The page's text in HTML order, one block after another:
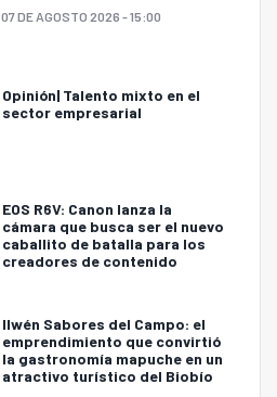
07 DE AGOSTO 2026 - 15:00
Opinión| Talento mixto en el
sector empresarial
EOS R6V: Canon lanza la
cámara que busca ser el nuevo
caballito de batalla para los
creadores de contenido
Ilwén Sabores del Campo: el
emprendimiento que convirtió
la gastronomía mapuche en un
atractivo turístico del Biobío